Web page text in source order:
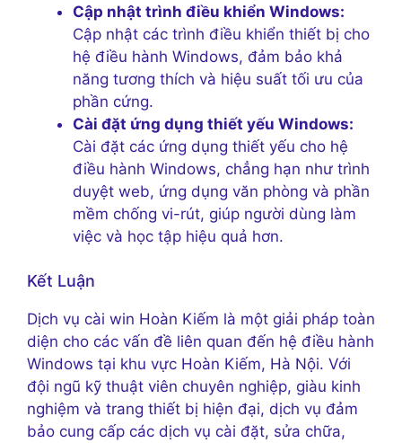
Cập nhật trình điều khiển Windows:
Cập nhật các trình điều khiển thiết bị cho
hệ điều hành Windows, đảm bảo khả
năng tương thích và hiệu suất tối ưu của
phần cứng.
Cài đặt ứng dụng thiết yếu Windows:
Cài đặt các ứng dụng thiết yếu cho hệ
điều hành Windows, chẳng hạn như trình
duyệt web, ứng dụng văn phòng và phần
mềm chống vi-rút, giúp người dùng làm
việc và học tập hiệu quả hơn.
Kết Luận
Dịch vụ cài win Hoàn Kiếm là một giải pháp toàn
diện cho các vấn đề liên quan đến hệ điều hành
Windows tại khu vực Hoàn Kiếm, Hà Nội. Với
đội ngũ kỹ thuật viên chuyên nghiệp, giàu kinh
nghiệm và trang thiết bị hiện đại, dịch vụ đảm
bảo cung cấp các dịch vụ cài đặt, sửa chữa,